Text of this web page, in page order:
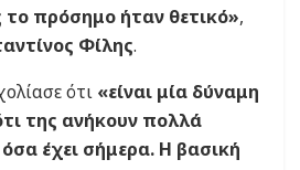
το πρόσημο ήταν θετικό»,
Φίλης.
ότι «είναι μία δύναμη
της ανήκουν πολλά
έχει σήμερα. Η βασική